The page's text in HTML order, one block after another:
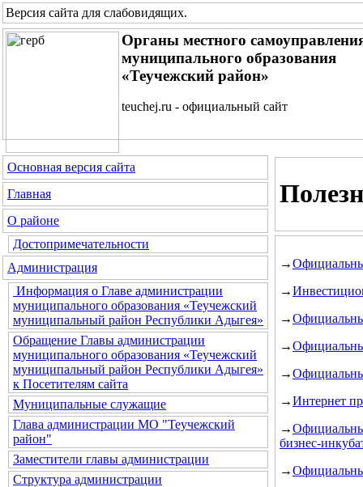
Версия сайта для слабовидящих.
Органы местного
муниципального образования
«Теучежский район»
teuchej.ru - официальный сайт
Основная версия сайта
Главная
О районе
Достопримечательности
Администрация
Информация о Главе администрации
муниципального образования «Теучежский
муниципальный район Республики Адыгея»
Обращение Главы администрации
муниципального образования «Теучежский
муниципальный район Республики Адыгея»
к Посетителям сайта
Муниципальные служащие
Глава администрации МО "Теучежский
район"
Заместители главы администрации
Структура администрации
→
→
→
→
→
→Интернет
→
бизнес-
→